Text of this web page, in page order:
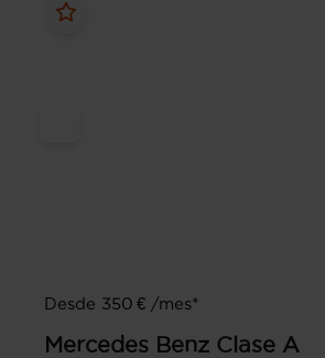
Desde 350 € /mes*
Mercedes Benz Clase A